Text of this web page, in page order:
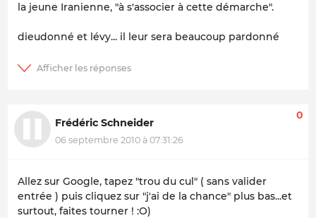
la jeune Iranienne, "à s'associer à cette démarche".
dieudonné et lévy... il leur sera beaucoup pardonné
Frédéric Schneider
06 septembre 2010 à 07:31:26
0
Allez sur Google, tapez "trou du cul" ( sans valider
entrée ) puis cliquez sur "j'ai de la chance" plus bas...et
surtout, faites tourner ! :O)